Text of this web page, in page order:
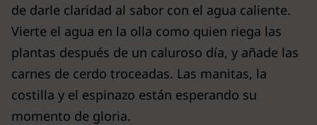
de darle claridad al sabor con el agua caliente.
Vierte el agua en la olla como quien riega las
plantas después de un caluroso día, y añade las
carnes de cerdo troceadas. Las manitas, la
costilla y el espinazo están esperando su
momento de gloria.